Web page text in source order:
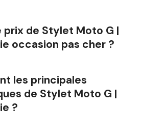
prix de Stylet Moto G |
occasion pas cher ?
les principales
de Stylet Moto G |
?